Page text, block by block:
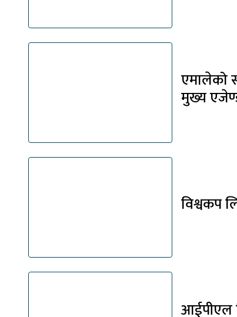
एमालेको
मुख्य
विश्वकप
आईपीएल